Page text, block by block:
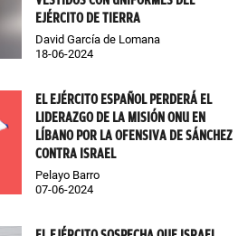
EJÉRCITO DE TIERRA
David García de Lomana
18-06-2024
EL EJÉRCITO ESPAÑOL PERDERÁ EL
LIDERAZGO DE LA MISIÓN ONU EN
LÍBANO POR LA OFENSIVA DE SÁNCHEZ
CONTRA ISRAEL
Pelayo Barro
07-06-2024